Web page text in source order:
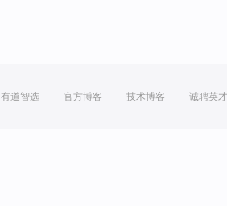
有道智选 官方博客 技术博客 诚聘英才